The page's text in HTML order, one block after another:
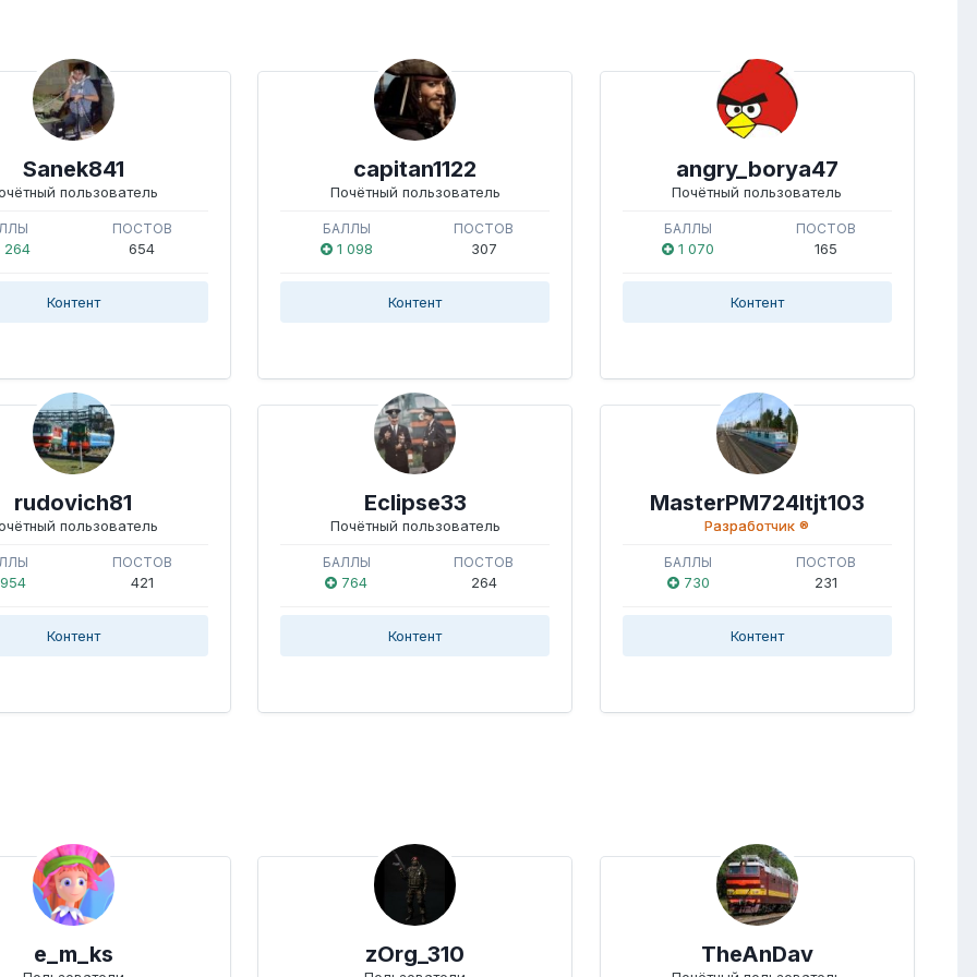
Sanek841
пользователь
264
ПОСТОВ
654
Контент
capitan1122
Почётный пользователь
БАЛЛЫ
1 098
ПОСТОВ
307
Контент
angry_borya47
Почётный пользователь
БАЛЛЫ
1 070
ПОСТОВ
165
Контент
rudovich81
пользователь
ПОСТОВ
421
Контент
Eclipse33
Почётный пользователь
БАЛЛЫ
764
ПОСТОВ
264
Контент
MasterPM724ltjt103
Разработчик ®
БАЛЛЫ
730
ПОСТОВ
231
Контент
e_m_ks zOrg_310 TheAnDav